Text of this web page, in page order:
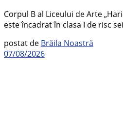
Corpul B al Liceului de Arte
este încadrat în clasa I de risc
postat de Brăila Noastră
07/08/2026